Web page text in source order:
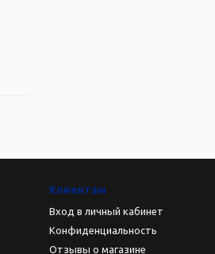
Клиентам
Вход в личный кабинет
Конфиденциальность
Отзывы о магазине